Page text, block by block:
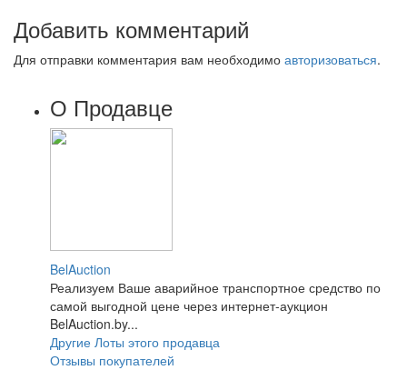
Добавить комментарий
Для отправки комментария вам необходимо авторизоваться.
О Продавце
BelAuction
Реализуем Ваше аварийное транспортное средство по
самой выгодной цене через интернет-аукцион
BelAuction.by...
Другие Лоты этого продавца
Отзывы покупателей